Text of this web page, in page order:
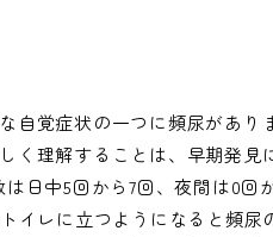
自覚症状の一つに頻尿があ
く理解することは、早期発
日中5回から7回、夜間は0回
イレに立つようになると頻